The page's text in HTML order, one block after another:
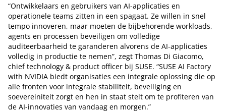
“Ontwikkelaars en gebruikers van AI-applicaties en
operationele teams zitten in een spagaat. Ze willen in snel
tempo innoveren, maar moeten de bijbehorende workloads,
agents en processen beveiligen om volledige
auditeerbaarheid te garanderen alvorens de AI-applicaties
volledig in productie te nemen”, zegt Thomas Di Giacomo,
chief technology & product officer bij SUSE. “SUSE AI Factory
with NVIDIA biedt organisaties een integrale oplossing die op
alle fronten voor integrale stabiliteit, beveiliging en
soevereiniteit zorgt en hen in staat stelt om te profiteren van
de AI-innovaties van vandaag en morgen.”